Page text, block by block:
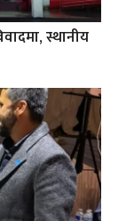
स्थानीय